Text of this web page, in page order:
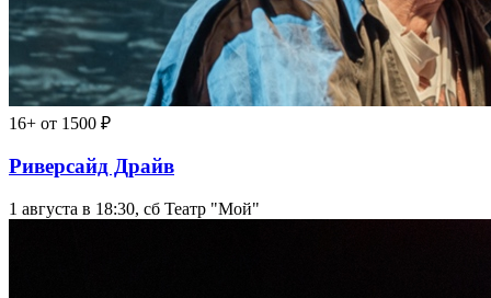
16+ от 1500 ₽
Риверсайд Драйв
1 августа в 18:30, сб Театр "Мой"